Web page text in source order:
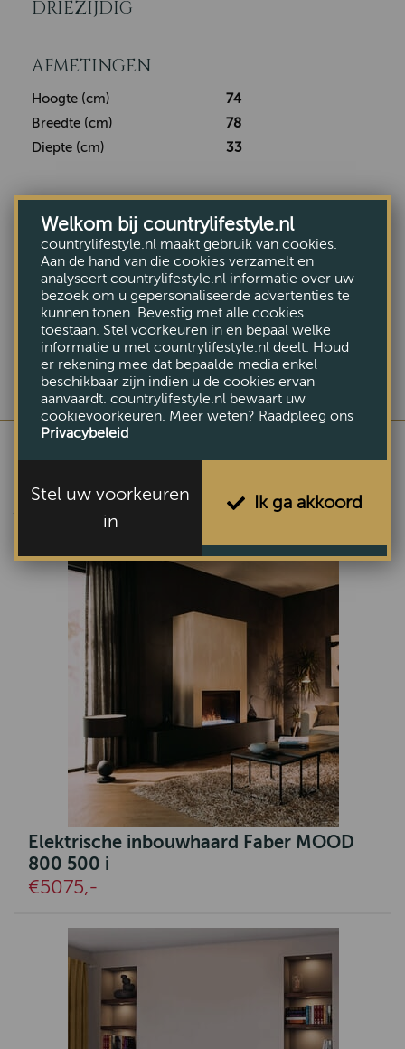
DRIEZIJDIG
AFMETINGEN
Hoogte (cm)
74
Breedte (cm)
78
Diepte (cm)
33
LEVERING EN RETOURNEREN
Klaar voor verzending:
Onsleverings - enretourbeleid
ANDERE BEKEKEN OOK
Elektrische inbouwhaard Faber MOOD
800 500 i
€5075,-
Welkom bij countrylifestyle.nl
countrylifestyle.nl maakt gebruik van cookies.
Aan de hand van die cookies verzamelt en
analyseert countrylifestyle.nl informatie over uw
bezoek om u gepersonaliseerde advertenties te
kunnen tonen. Bevestig met alle cookies
toestaan. Stel voorkeuren in en bepaal welke
informatie u met countrylifestyle.nl deelt. Houd
er rekening mee dat bepaalde media enkel
beschikbaar zijn indien u de cookies ervan
aanvaardt. countrylifestyle.nl bewaart uw
cookievoorkeuren. Meer weten? Raadpleeg ons
Privacybeleid
Stel uw voorkeuren
in
Ik ga akkoord